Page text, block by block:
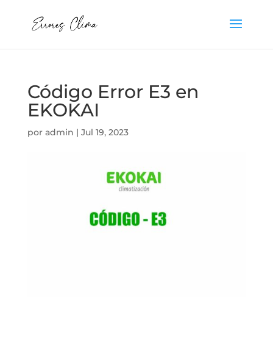
Código Error E3 en
EKOKAI
por admin | Jul 19, 2023